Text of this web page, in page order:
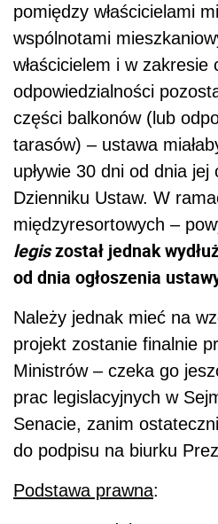
pomiędzy właścicielami
wspólnotami
właścicielem i w zakresie
odpowiedzialności
części balkonów (lub
tarasów) – ustawa
upływie 30 dni od dnia jej
Dzienniku Ustaw. W
międzyresortowych –
legiszostał jednak
od dnia ogłoszenia
Należy jednak mieć na
projekt zostanie finalnie
Ministrów – czeka go
prac legislacyjnych w
Senacie, zanim
do podpisu na biurku
Podstawa prawna: